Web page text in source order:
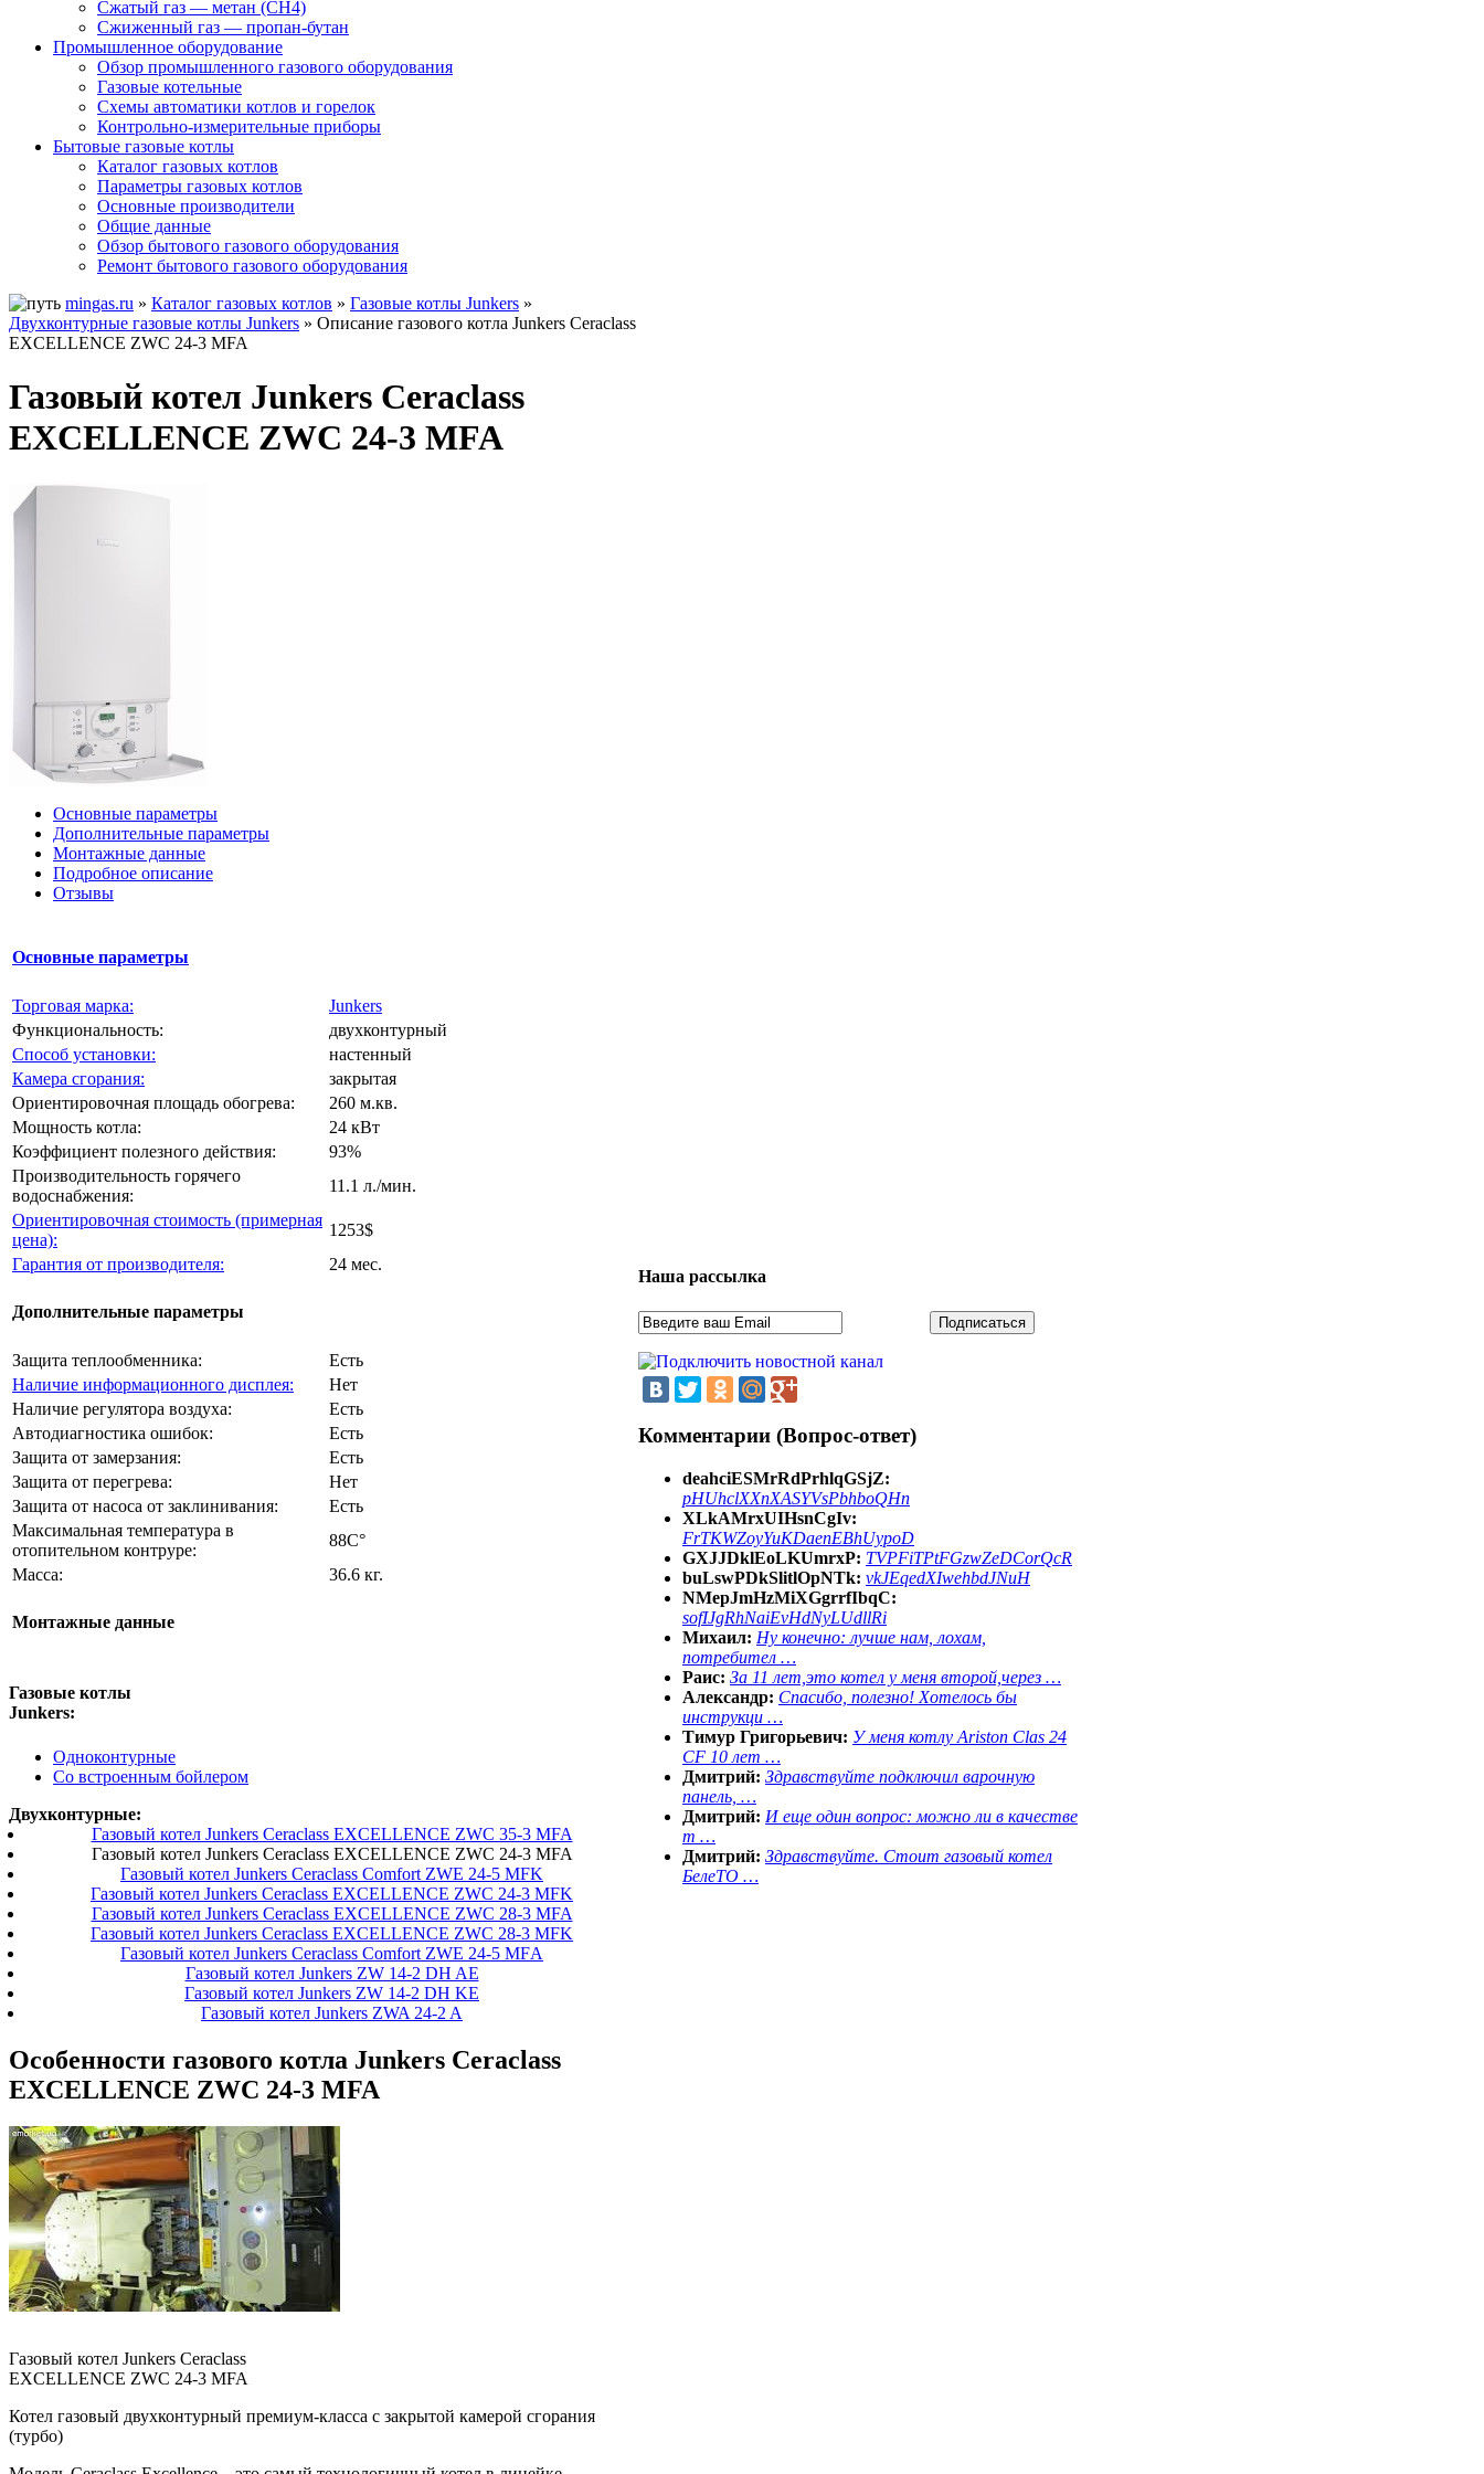
Сжатый газ — метан (CH4)
Сжиженный газ — пропан-бутан
Промышленное оборудование
Обзор промышленного газового оборудования
Газовые котельные
Схемы автоматики котлов и горелок
Контрольно-измерительные приборы
Бытовые газовые котлы
Каталог газовых котлов
Параметры газовых котлов
Основные производители
Общие данные
Обзор бытового газового оборудования
Ремонт бытового газового оборудования
mingas.ru » Каталог газовых котлов » Газовые котлы Junkers »
Двухконтурные газовые котлы Junkers » Описание газового котла Junkers Ceraclass
EXCELLENCE ZWC 24-3 MFA
Газовый котел Junkers Ceraclass
EXCELLENCE ZWC 24-3 MFA
Основные параметры
Дополнительные параметры
Монтажные данные
Подробное описание
Отзывы
Основные параметры
Торговая марка:
Junkers
Функциональность:
двухконтурный
Способ установки:
настенный
Камера сгорания:
закрытая
Ориентировочная площадь обогрева:
260 м.кв.
Мощность котла:
24 кВт
Коэффициент полезного действия:
93%
Производительность горячего
водоснабжения:
11.1 л./мин.
Ориентировочная стоимость (примерная
цена):
1253$
Гарантия от производителя:
24 мес.
Дополнительные параметры
Защита теплообменника:
Есть
Наличие информационного дисплея:
Нет
Наличие регулятора воздуха:
Есть
Автодиагностика ошибок:
Есть
Защита от замерзания:
Есть
Защита от перегрева:
Нет
Защита от насоса от заклинивания:
Есть
Максимальная температура в
отопительном контруре:
88C°
Масса:
36.6 кг.
Монтажные данные
Газовые котлы
Junkers:
Одноконтурные
Со встроенным бойлером
Двухконтурные:
Газовый котел Junkers Ceraclass EXCELLENCE ZWC 35-3 MFA
Газовый котел Junkers Ceraclass EXCELLENCE ZWC 24-3 MFA
Газовый котел Junkers Ceraclass Comfort ZWE 24-5 MFK
Газовый котел Junkers Ceraclass EXCELLENCE ZWC 24-3 MFK
Газовый котел Junkers Ceraclass EXCELLENCE ZWC 28-3 MFA
Газовый котел Junkers Ceraclass EXCELLENCE ZWC 28-3 MFK
Газовый котел Junkers Ceraclass Comfort ZWE 24-5 MFА
Газовый котел Junkers ZW 14-2 DH AE
Газовый котел Junkers ZW 14-2 DH KE
Газовый котел Junkers ZWA 24-2 A
Особенности газового котла Junkers Ceraclass
EXCELLENCE ZWC 24-3 MFA
Газовый котел Junkers Ceraclass
EXCELLENCE ZWC 24-3 MFA
Котел газовый двухконтурный премиум-класса с закрытой камерой сгорания
(турбо)
Наша рассылка
Комментарии (Вопрос-ответ)
deahciESMrRdPrhlqGSjZ:
pHUhclXXnXASYVsPbhboQHn
XLkAMrxUIHsnCgIv:
FrTKWZoyYuKDaenEBhUypoD
GXJJDklEoLKUmrxP: TVPFiTPtFGzwZeDCorQcR
buLswPDkSlitlOpNTk: vkJEqedXIwehbdJNuH
NMepJmHzMiXGgrrfIbqC:
sofIJgRhNaiEvHdNyLUdllRi
Михаил: Ну конечно: лучше нам, лохам,
потребител …
Раис: За 11 лет,это котел у меня второй,через …
Александр: Спасибо, полезно! Хотелось бы
инструкци …
Тимур Григорьевич: У меня котлу Ariston Clas 24
CF 10 лет …
Дмитрий: Здравствуйте подключил варочную
панель, …
Дмитрий: И еще один вопрос: можно ли в качестве
т …
Дмитрий: Здравствуйте. Стоит газовый котел
БелеТО …